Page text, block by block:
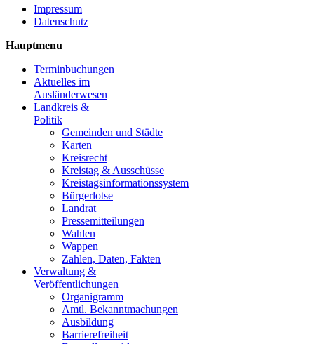
Impressum
Datenschutz
Hauptmenu
Terminbuchungen
Aktuelles im
Ausländerwesen
Landkreis &
Politik
Gemeinden und Städte
Karten
Kreisrecht
Kreistag & Ausschüsse
Kreistagsinformationssystem
Bürgerlotse
Landrat
Pressemitteilungen
Wahlen
Wappen
Zahlen, Daten, Fakten
Verwaltung &
Veröffentlichungen
Organigramm
Amtl. Bekanntmachungen
Ausbildung
Barrierefreiheit